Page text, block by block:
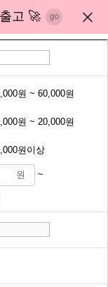
고 🚀
원 ~ 60,000원
원 ~ 20,000원
원이상
원 ~